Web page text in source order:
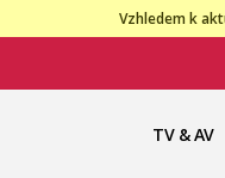
Vzhledem k
TV & AV